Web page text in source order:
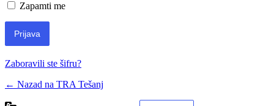
Zapamti me
Zaboravili ste šifru?
← Nazad na TRA Tešanj